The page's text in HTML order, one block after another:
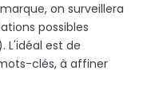
on surveillera
possibles
L'idéal est de
clés, à affiner